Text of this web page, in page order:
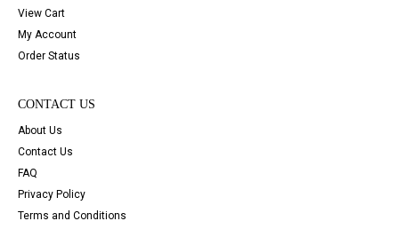
View Cart
My Account
Order Status
CONTACT US
About Us
Contact Us
FAQ
Privacy Policy
Terms and Conditions